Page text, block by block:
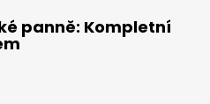
panně: Kompletní